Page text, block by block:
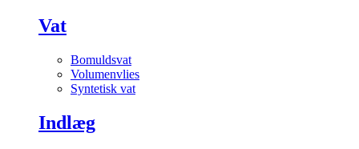
Vat
Bomuldsvat
Volumenvlies
Syntetisk vat
Indlæg